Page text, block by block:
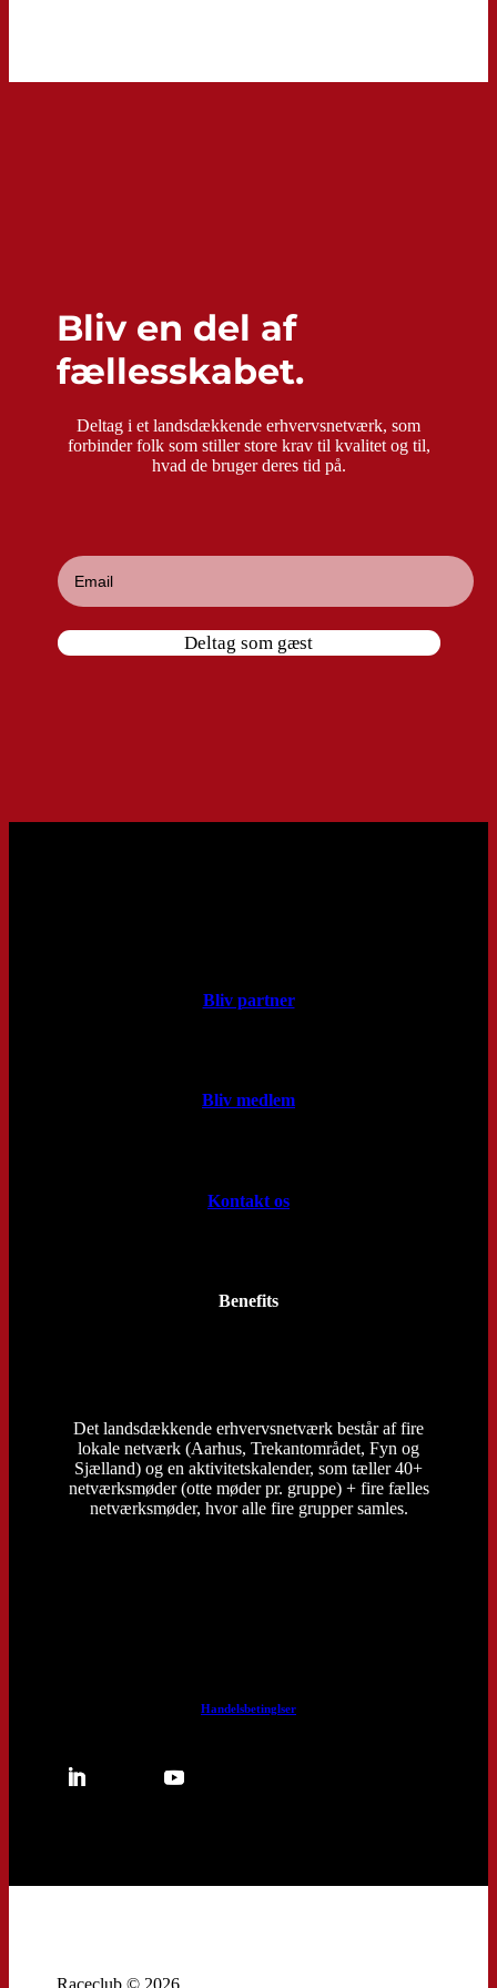
Bliv en del af
fællesskabet.
Deltag i et landsdækkende erhvervsnetværk, som
forbinder folk som stiller store krav til kvalitet og til,
hvad de bruger deres tid på.
Deltag som gæst
Bliv partner
Bliv medlem
Kontakt os
Benefits
Det landsdækkende erhvervsnetværk består af fire
lokale netværk (Aarhus, Trekantområdet, Fyn og
Sjælland) og en aktivitetskalender, som tæller 40+
netværksmøder (otte møder pr. gruppe) + fire fælles
netværksmøder, hvor alle fire grupper samles.
Handelsbetinglser